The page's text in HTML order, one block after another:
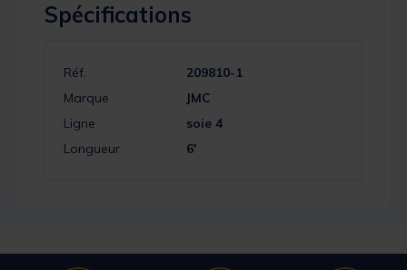
Spécifications
Réf.
209810-1
Marque
JMC
Ligne
soie 4
Longueur
6'